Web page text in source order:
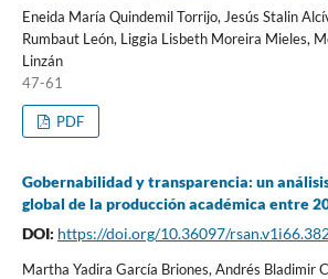
Eneida María Quindemil Torrijo, Jesús Stalin
Rumbaut León, Liggia Lisbeth Moreira Mieles,
Linzán
47-61
PDF
Gobernabilidad y transparencia: un
global de la producción académica entre
DOI: https://doi.org/10.36097/
Martha Yadira García Briones, Andrés Bladimir